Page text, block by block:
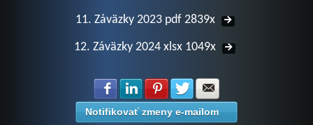
11. Záväzky 2023 pdf 2839x
12. Záväzky 2024 xlsx 1049x
Zdielať na Facebook
Zdielať na LinkedIn
Zdielať na Pinterest
Zdielať na Twitter
Notifikovať zmeny e-mailom